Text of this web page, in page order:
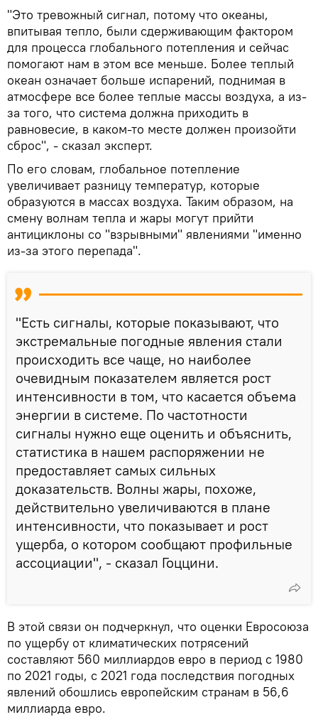
"Это тревожный сигнал, потому что океаны,
впитывая тепло, были сдерживающим фактором
для процесса глобального потепления и сейчас
помогают нам в этом все меньше. Более теплый
океан означает больше испарений, поднимая в
атмосфере все более теплые массы воздуха, а из-
за того, что система должна приходить в
равновесие, в каком-то месте должен произойти
сброс", - сказал эксперт.
По его словам, глобальное потепление
увеличивает разницу температур, которые
образуются в массах воздуха. Таким образом, на
смену волнам тепла и жары могут прийти
антициклоны со "взрывными" явлениями "именно
из-за этого перепада".
"Есть сигналы, которые показывают, что
экстремальные погодные явления стали
происходить все чаще, но наиболее
очевидным показателем является рост
интенсивности в том, что касается объема
энергии в системе. По частотности
сигналы нужно еще оценить и объяснить,
статистика в нашем распоряжении не
предоставляет самых сильных
доказательств. Волны жары, похоже,
действительно увеличиваются в плане
интенсивности, что показывает и рост
ущерба, о котором сообщают профильные
ассоциации", - сказал Гоццини.
В этой связи он подчеркнул, что оценки Евросоюза
по ущербу от климатических потрясений
составляют 560 миллиардов евро в период с 1980
по 2021 годы, c 2021 года последствия погодных
явлений обошлись европейским странам в 56,6
миллиарда евро.